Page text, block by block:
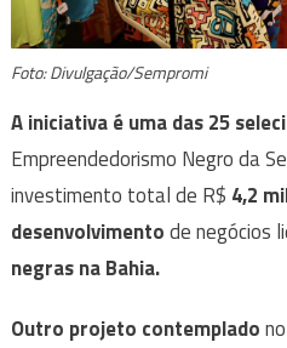
Foto: Divulgação/Sempromi
A iniciativa é uma das 25
Empreendedorismo Negro da
investimento total de R$ 4,2
desenvolvimentode negócios
negras na Bahia.
Outro projeto contemplado